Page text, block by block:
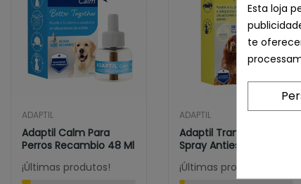
ADAPTIL
Adaptil Calm Para
Perros Recambio 48 Ml
¡Últimas produtos!
ADAPTIL
Adaptil Transport
Spray Antiestrés Para
Perros
¡Últimas produtos!
Esta loja
te